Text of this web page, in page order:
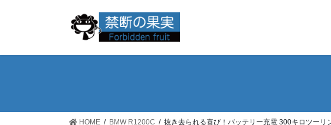
HOME BMW R1200C 抜き去られる喜び！バッテリー充電 300キロツー